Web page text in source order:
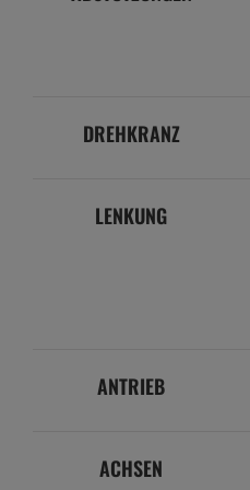
DREHKRANZ
LENKUNG
ANTRIEB
ACHSEN